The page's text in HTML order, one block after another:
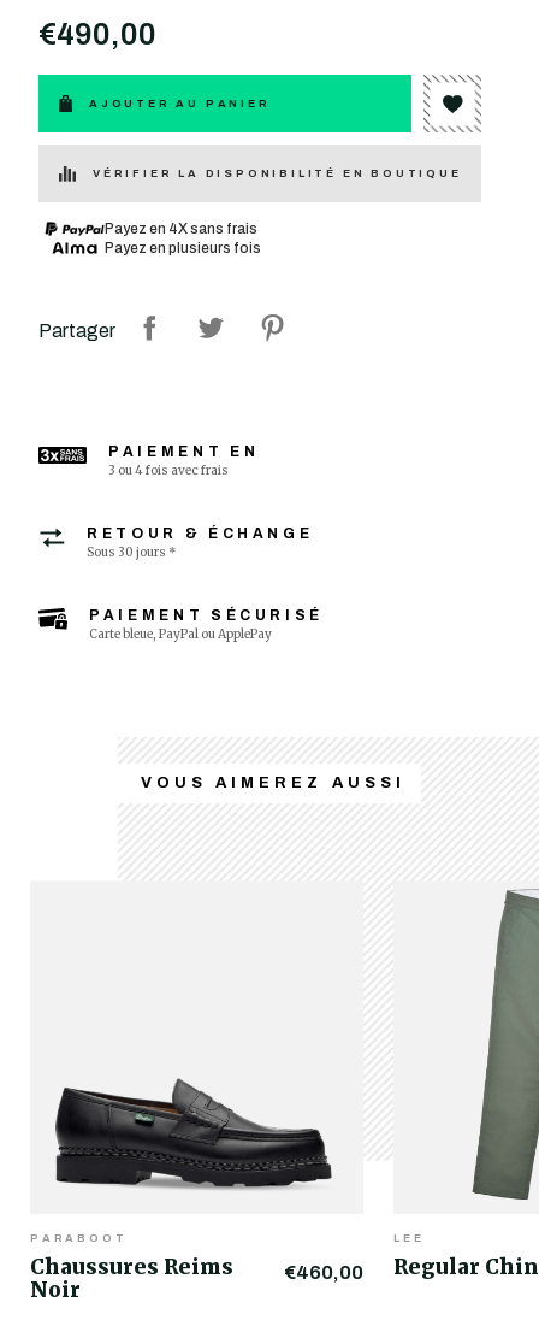
€490,00
AJOUTER AU PANIER
VÉRIFIER LA DISPONIBILITÉ EN BOUTIQUE
Payez en 4X sans frais
Payez en plusieurs fois
Partager
PAIEMENT EN
3 ou 4 fois avec frais
RETOUR & ÉCHANGE
Sous 30 jours *
PAIEMENT SÉCURISÉ
Carte bleue, PayPal ou ApplePay
VOUS AIMEREZ AUSSI
PARABOOT
Chaussures Reims
Noir
€460,00
LEE
Regular